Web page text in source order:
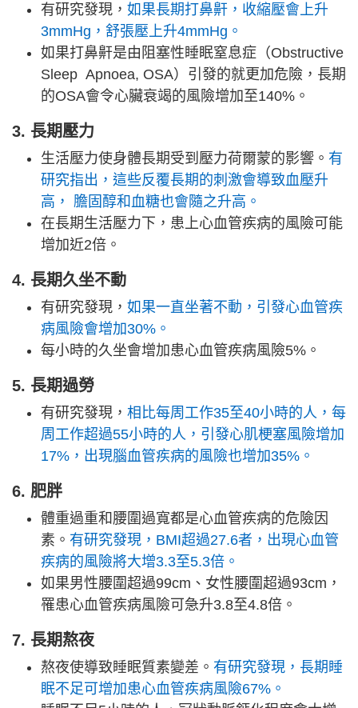
有研究發現， 如果長期打鼻鼾，收縮壓會上升
3mmHg，舒張壓上升4mmHg。
如果打鼻鼾是由阻塞性睡眠窒息症（Obstructive
Sleep Apnoea, OSA）引發的就更加危險，長期
的OSA會令心臟衰竭的風險增加至140%。
3. 長期壓力
生活壓力使身體長期受到壓力荷爾蒙的影響。 有
研究指出，這些反覆長期的刺激會導致血壓升
高， 膽固醇和血糖也會隨之升高。
在長期生活壓力下，患上心血管疾病的風險可能
增加近2倍。
4. 長期久坐不動
有研究發現， 如果一直坐著不動，引發心血管疾
病風險會增加30%。
每小時的久坐會增加患心血管疾病風險5%。
5. 長期過勞
有研究發現， 相比每周工作35至40小時的人，每
周工作超過55小時的人，引發心肌梗塞風險增加
17%，出現腦血管疾病的風險也增加35%。
6. 肥胖
體重過重和腰圍過寬都是心血管疾病的危險因
素。 有研究發現，BMI超過27.6者，出現心血管
疾病的風險將大增3.3至5.3倍。
如果男性腰圍超過99cm、女性腰圍超過93cm，
罹患心血管疾病風險可急升3.8至4.8倍。
7. 長期熬夜
熬夜使導致睡眠質素變差。 有研究發現，長期睡
眠不足可增加患心血管疾病風險67%。